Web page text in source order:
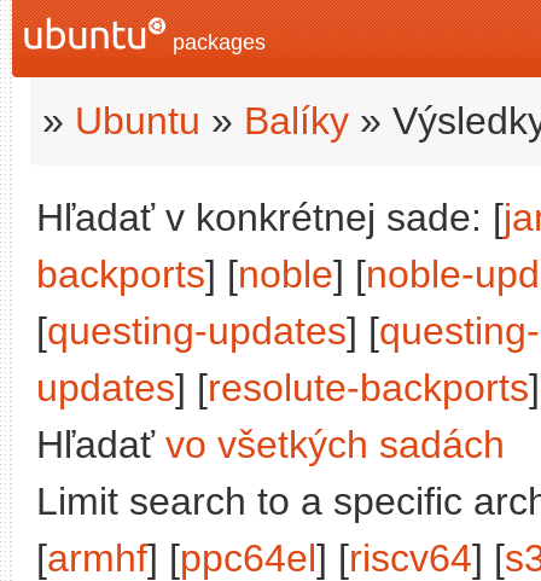
packages
» Ubuntu » Balíky »
Hľadať v konkrétnej sade: [
backports] [noble] [noble-
[questing-updates] [
updates] [resolute-backports
Hľadať vo všetkých sadách
Limit search to a specific
[armhf] [ppc64el] [riscv64] [